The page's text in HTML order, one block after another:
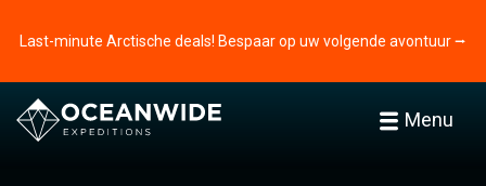
Last-minute Arctische deals! Bespaar op uw volgende avontuur ⭢
Menu